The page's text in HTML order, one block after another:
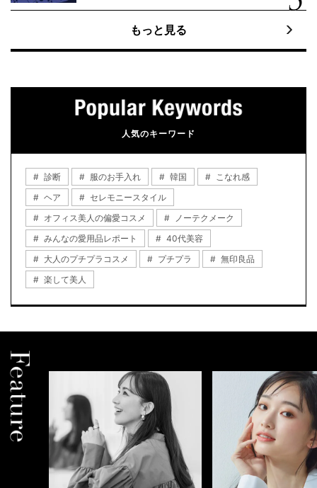
もっと見る
人気のキーワード
診断 服のお手入れ 韓国
こなれ感
ヘア
セレモニースタイル
オフィス美人の偏愛コスメ
ノーテクメーク
みんなの愛用品レポート
40代美容
大人のプチプラコスメ
プチプラ
無印良品
楽して美人